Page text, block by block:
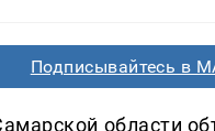
Подписывайтесь в
области